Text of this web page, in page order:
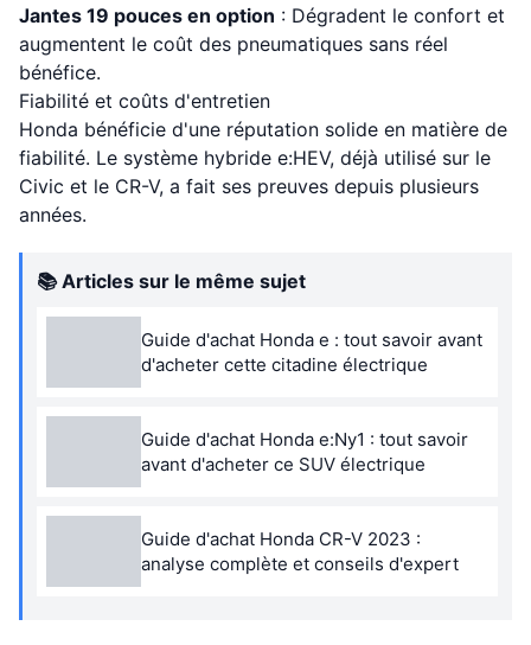
Jantes 19 pouces en option : Dégradent le confort et
augmentent le coût des pneumatiques sans réel
bénéfice.
Fiabilité et coûts d'entretien
Honda bénéficie d'une réputation solide en matière de
fiabilité. Le système hybride e:HEV, déjà utilisé sur le
Civic et le CR-V, a fait ses preuves depuis plusieurs
années.
📚 Articles sur le même sujet
Guide d'achat Honda e : tout savoir avant
d'acheter cette citadine électrique
Guide d'achat Honda e:Ny1 : tout savoir
avant d'acheter ce SUV électrique
Guide d'achat Honda CR-V 2023 :
analyse complète et conseils d'expert